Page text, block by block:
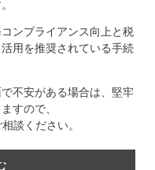
ンプライアンス向上と税
用を推奨されている手続
不安がある場合は、堅牢
すので、
談ください。